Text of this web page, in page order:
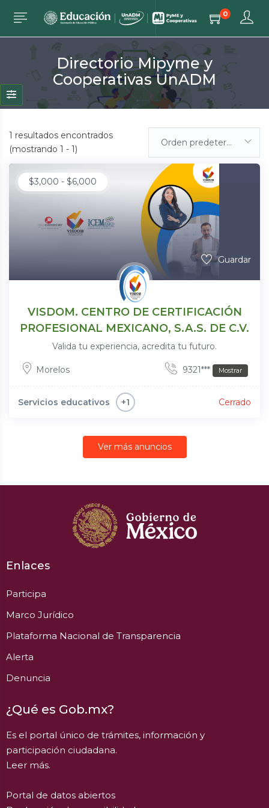
0
Directorio Mipyme y
Cooperativas UnADM
1 resultados encontrados
(mostrando 1 - 1)
Orden predeterminada
$3,000 - $6,000
Guardar
VISDOM. CENTRO DE CERTIFICACIÓN
PROFESIONAL MEXICANO, S.A.S. DE C.V.
Valida tu experiencia, acredita tu futuro.
Morelos 9321*** Mostrar
Servicios educativos +1 Cerrado
Ver más anuncios
Enlaces
Participa
Marco Jurídico
Plataforma Nacional de Transparencia
Alerta
Denuncia
¿Qué es Gob.mx?
Es el portal único de trámites, información y
participación ciudadana.
Leer más.
Portal de datos abiertos